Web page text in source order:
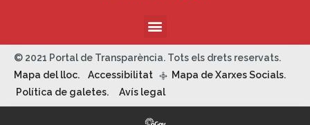
© 2021 Portal de Transparència. Tots els drets reservats.
Mapa del lloc.
Accessibilitat q
Mapa de Xarxes Socials.
Política de galetes.
Avís legal